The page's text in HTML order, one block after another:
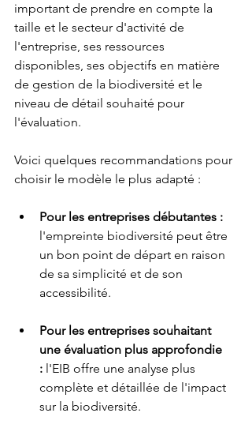
important de prendre en compte la
taille et le secteur d'activité de
l'entreprise, ses ressources
disponibles, ses objectifs en matière
de gestion de la biodiversité et le
niveau de détail souhaité pour
l'évaluation.
Voici quelques recommandations pour
choisir le modèle le plus adapté :
Pour les entreprises débutantes :
l'empreinte biodiversité peut être
un bon point de départ en raison
de sa simplicité et de son
accessibilité.
Pour les entreprises souhaitant
une évaluation plus approfondie
: l'EIB offre une analyse plus
complète et détaillée de l'impact
sur la biodiversité.